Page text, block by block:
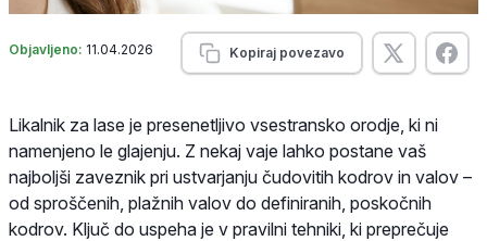
Objavljeno: 11.04.2026 Kopiraj povezavo
Likalnik za lase je presenetljivo vsestransko orodje, ki ni
namenjeno le glajenju. Z nekaj vaje lahko postane vaš
najboljši zaveznik pri ustvarjanju čudovitih kodrov in valov –
od sproščenih, plažnih valov do definiranih, poskočnih
kodrov. Ključ do uspeha je v pravilni tehniki, ki preprečuje